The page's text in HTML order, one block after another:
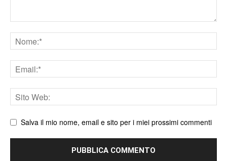
Nome
Email
Sito
web
Salva il mio nome, email e sito per i miei prossimi commenti